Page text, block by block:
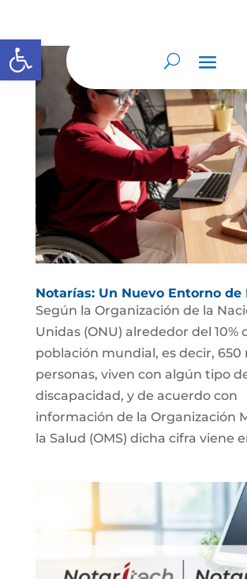
Abrir barra de herramientas
Notarías: Un Nuevo Entorno de
Según la Organización de la
Unidas (ONU) alrededor del 10%
población mundial, es decir, 650
personas, viven con algún tipo
discapacidad, y de acuerdo con
información de la Organización
la Salud (OMS) dicha cifra viene